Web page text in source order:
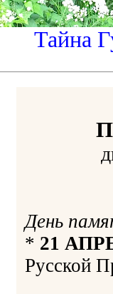
Тайна
День
* 21
Русской